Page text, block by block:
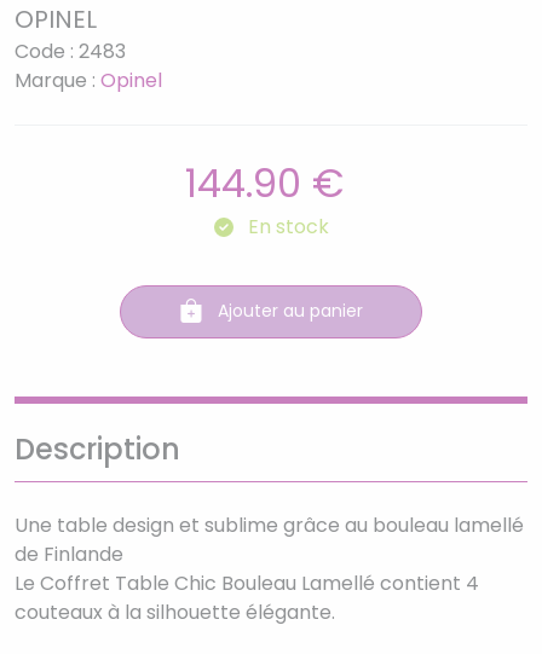
OPINEL
Code : 2483
Marque : Opinel
144.90 €
En stock
Ajouter au panier
Description
Une table design et sublime grâce au bouleau lamellé
de Finlande
Le Coffret Table Chic Bouleau Lamellé contient 4
couteaux à la silhouette élégante.